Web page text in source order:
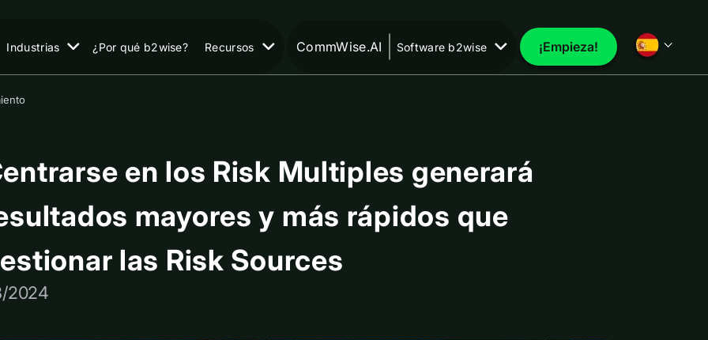
Industrias ¿Por qué b2wise? Recursos CommWise.AI Software b2wise ¡Empieza!
en los Risk Multiples generará
mayores y más rápidos que
las Risk Sources
2024